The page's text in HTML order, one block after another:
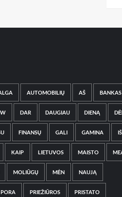
AUTOMOBILIŲ AŠ BANKAS
DAR DAUGIAU DIENĄ
FINANSŲ GALI GAMINA IŠ
KAIP LIETUVOS MAISTO
MOLIŪGŲ MĖN NAUJĄ
PORA PRIEŽIŪROS PRISTATO